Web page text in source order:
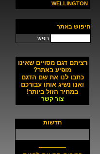
WELLINGTON
חיפוש באתר
חפש
רציתם דגם מסויים שאינו
מופיע באתר?
כתבו לנו את שם הדגם
ואנו נשיג אותו עבורכם
במחיר הזול ביותר!
צור קשר
חדשות
_______
ברוכים הבאים לחנות